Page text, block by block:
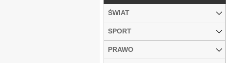
ŚWIAT
SPORT
PRAWO